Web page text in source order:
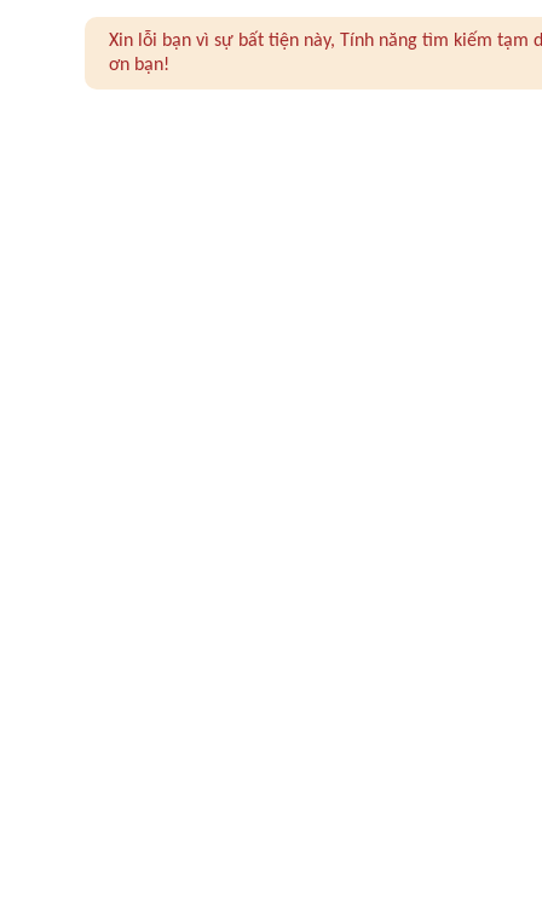
Xin lỗi bạn vì sự bất tiện này, Tính năng tìm kiếm
ơn bạn!